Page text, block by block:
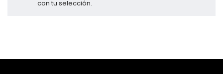
con tu selección.